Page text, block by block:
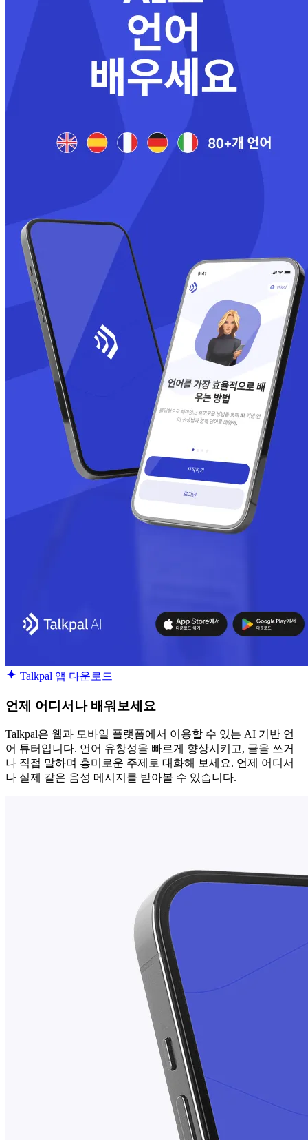
Talkpal 앱 다운로드
언제 어디서나 배워보세요
Talkpal은 웹과 모바일 플랫폼에서 이용할 수 있는 AI 기반 언
어 튜터입니다. 언어 유창성을 빠르게 향상시키고, 글을 쓰거
나 직접 말하며 흥미로운 주제로 대화해 보세요. 언제 어디서
나 실제 같은 음성 메시지를 받아볼 수 있습니다.